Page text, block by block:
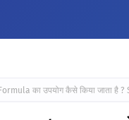
का उपयोग कैसे किया जाता है